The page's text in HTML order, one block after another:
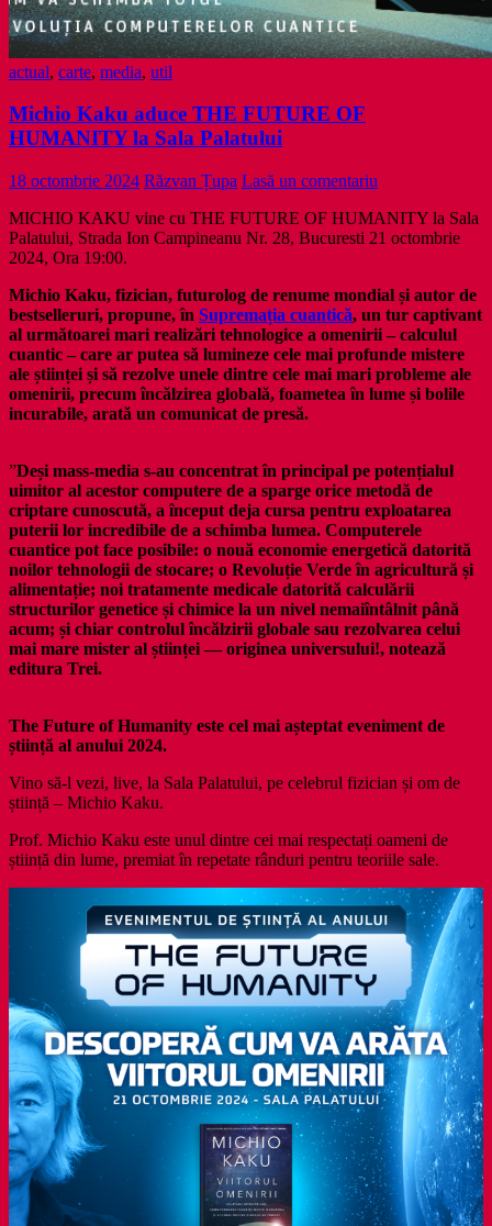
actual, carte, media, util
Michio Kaku aduce THE FUTURE OF
HUMANITY la Sala Palatului
18 octombrie 2024 Răzvan Țupa Lasă un comentariu
MICHIO KAKU vine cu THE FUTURE OF HUMANITY la Sala
Palatului, Strada Ion Campineanu Nr. 28, Bucuresti 21 octombrie
2024, Ora 19:00.
Michio Kaku, fizician, futurolog de renume mondial și autor de
bestselleruri, propune, în Supremația cuantică, un tur captivant
al următoarei mari realizări tehnologice a omenirii – calculul
cuantic – care ar putea să lumineze cele mai profunde mistere
ale științei și să rezolve unele dintre cele mai mari probleme ale
omenirii, precum încălzirea globală, foametea în lume și bolile
incurabile, arată un comunicat de presă.
”Deși mass-media s-au concentrat în principal pe potențialul
uimitor al acestor computere de a sparge orice metodă de
criptare cunoscută, a început deja cursa pentru exploatarea
puterii lor incredibile de a schimba lumea. Computerele
cuantice pot face posibile: o nouă economie energetică datorită
noilor tehnologii de stocare; o Revoluție Verde în agricultură și
alimentație; noi tratamente medicale datorită calculării
structurilor genetice și chimice la un nivel nemaiîntâlnit până
acum; și chiar controlul încălzirii globale sau rezolvarea celui
mai mare mister al științei — originea universului!, notează
editura Trei.
The Future of Humanity este cel mai așteptat eveniment de
știință al anului 2024.
Vino să-l vezi, live, la Sala Palatului, pe celebrul fizician și om de
știință – Michio Kaku.
Prof. Michio Kaku este unul dintre cei mai respectați oameni de
știință din lume, premiat în repetate rânduri pentru teoriile sale.